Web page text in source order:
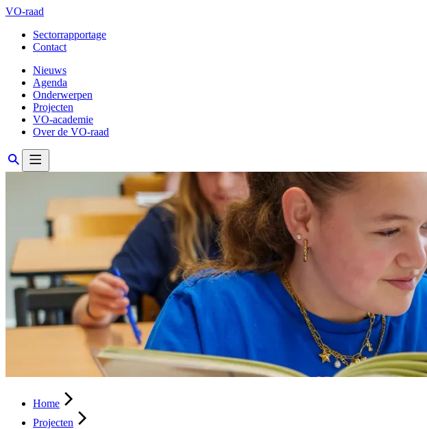
VO-raad
Sectorrapportage
Contact
Nieuws
Agenda
Onderwerpen
Projecten
VO-academie
Over de VO-raad
Home
Projecten